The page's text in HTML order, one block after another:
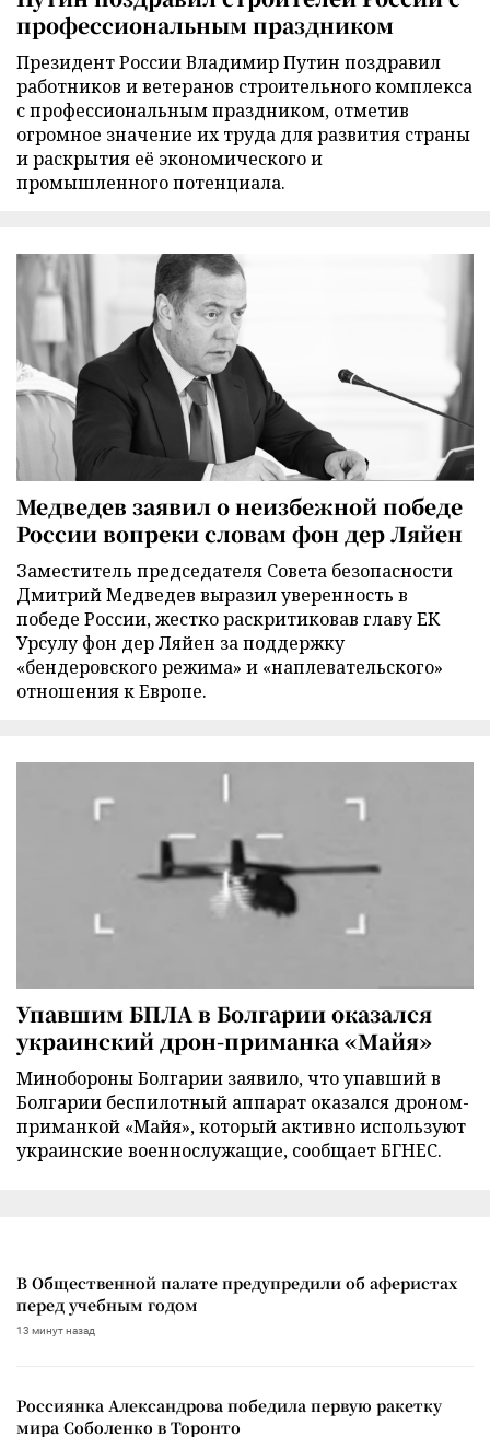
профессиональным праздником
Президент России Владимир Путин поздравил
работников и ветеранов строительного комплекса
с профессиональным праздником, отметив
огромное значение их труда для развития страны
и раскрытия её экономического и
промышленного потенциала.
Медведев заявил о неизбежной победе
России вопреки словам фон дер Ляйен
Заместитель председателя Совета безопасности
Дмитрий Медведев выразил уверенность в
победе России, жестко раскритиковав главу ЕК
Урсулу фон дер Ляйен за поддержку
«бендеровского режима» и «наплевательского»
отношения к Европе.
Упавшим БПЛА в Болгарии оказался
украинский дрон-приманка «Майя»
Минобороны Болгарии заявило, что упавший в
Болгарии беспилотный аппарат оказался дроном-
приманкой «Майя», который активно используют
украинские военнослужащие, сообщает БГНЕС.
В Общественной палате предупредили об аферистах
перед учебным годом
13 минут назад
Россиянка Александрова победила первую ракетку
мира Соболенко в Торонто